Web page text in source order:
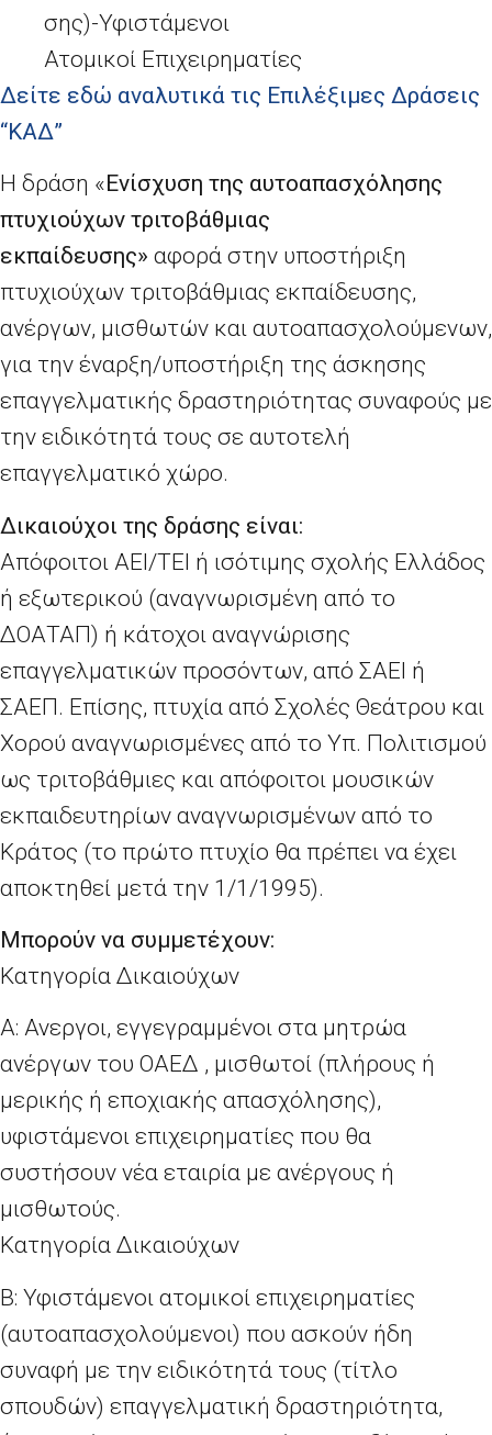
σης)-Υφιστάμενοι
Ατομικοί Επιχειρηματίες
Δείτε εδώ αναλυτικά τις Επιλέξιμες Δράσεις
“ΚΑΔ”
Η δράση «Ενίσχυση της αυτοαπασχόλησης
πτυχιούχων τριτοβάθμιας
εκπαίδευσης» αφορά στην υποστήριξη
πτυχιούχων τριτοβάθμιας εκπαίδευσης,
ανέργων, μισθωτών και αυτοαπασχολούμενων,
για την έναρξη/υποστήριξη της άσκησης
επαγγελματικής δραστηριότητας συναφούς με
την ειδικότητά τους σε αυτοτελή
επαγγελματικό χώρο.
Δικαιούχοι της δράσης είναι:
Απόφοιτοι ΑΕΙ/ΤΕΙ ή ισότιμης σχολής Ελλάδος
ή εξωτερικού (αναγνωρισμένη από το
ΔΟΑΤΑΠ) ή κάτοχοι αναγνώρισης
επαγγελματικών προσόντων, από ΣΑΕΙ ή
ΣΑΕΠ. Επίσης, πτυχία από Σχολές Θεάτρου και
Χορού αναγνωρισμένες από το Υπ. Πολιτισμού
ως τριτοβάθμιες και απόφοιτοι μουσικών
εκπαιδευτηρίων αναγνωρισμένων από το
Κράτος (το πρώτο πτυχίο θα πρέπει να έχει
αποκτηθεί μετά την 1/1/1995).
Μπορούν να συμμετέχουν:
Κατηγορία Δικαιούχων
Α: Ανεργοι, εγγεγραμμένοι στα μητρώα
ανέργων του ΟΑΕΔ , μισθωτοί (πλήρους ή
μερικής ή εποχιακής απασχόλησης),
υφιστάμενοι επιχειρηματίες που θα
συστήσουν νέα εταιρία με ανέργους ή
μισθωτούς.
Κατηγορία Δικαιούχων
Β: Υφιστάμενοι ατομικοί επιχειρηματίες
(αυτοαπασχολούμενοι) που ασκούν ήδη
συναφή με την ειδικότητά τους (τίτλο
σπουδών) επαγγελματική δραστηριότητα,